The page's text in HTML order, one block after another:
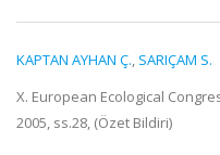
KAPTAN AYHAN Ç., SARIÇAM S.
X. European Ecological
2005, ss.28, (Özet Bildiri)